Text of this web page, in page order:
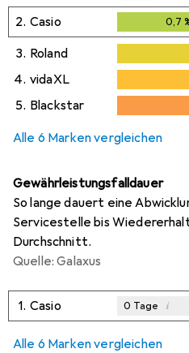
0,3%
2. Casio 0,7
3. Roland
4. vidaXL
5. Blackstar
Alle 6 Marken vergleichen
Gewährleistungsfalldauer
So lange dauert eine
Servicestelle bis
Durchschnitt.
Quelle: Galaxus
1. Casio 0 Tage i
Alle 6 Marken vergleichen